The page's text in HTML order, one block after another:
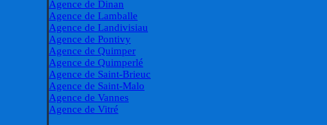
Agence de Dinan
Agence de Lamballe
Agence de Landivisiau
Agence de Pontivy
Agence de Quimper
Agence de Quimperlé
Agence de Saint-Brieuc
Agence de Saint-Malo
Agence de Vannes
Agence de Vitré